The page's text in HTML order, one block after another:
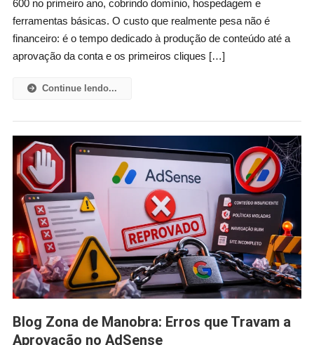
600 no primeiro ano, cobrindo domínio, hospedagem e
ferramentas básicas. O custo que realmente pesa não é
financeiro: é o tempo dedicado à produção de conteúdo até a
aprovação da conta e os primeiros cliques […]
Continue lendo...
Blog Zona de Manobra: Erros que Travam a
Aprovação no AdSense